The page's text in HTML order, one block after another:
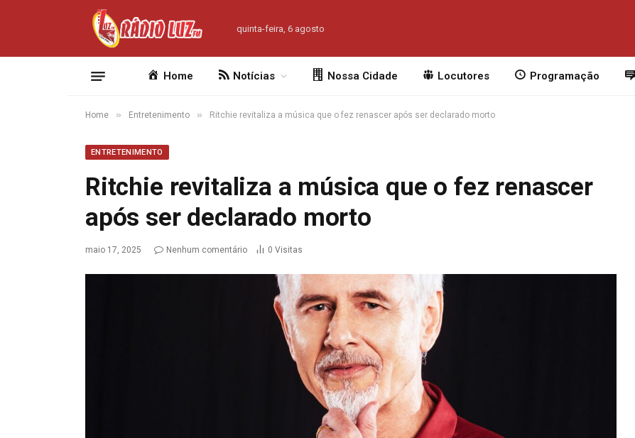
quinta-feira, 6 agosto
Home Notícias Nossa Cidade Locutores Programação
Home » Entretenimento » Ritchie revitaliza a música que o fez renascer após ser declarado morto
ENTRETENIMENTO
Ritchie revitaliza a música que o fez renascer
após ser declarado morto
maio 17, 2025 Nenhum comentário 0 Visitas